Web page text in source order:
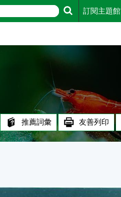
訂閱主題館
推薦詞彙 友善列印